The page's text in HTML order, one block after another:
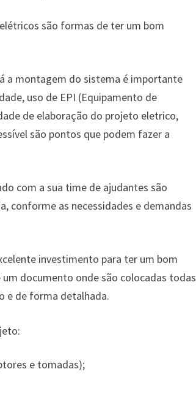
são formas de ter um bom
a montagem do sistema é importante
uso de EPI (Equipamento de
de elaboração do projeto eletrico,
são pontos que podem fazer a
com a sua time de ajudantes são
conforme as necessidades e demandas
investimento para ter um bom
documento onde são colocadas todas
e de forma detalhada.
e tomadas);